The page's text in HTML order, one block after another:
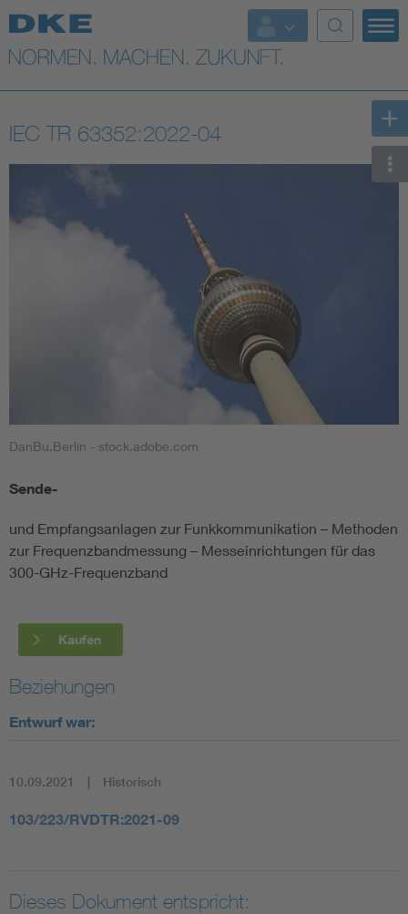
Top-Themen
VDE Fokusthemen
Digital Security
Smart Cities
DKE Fachinformationen im Kontext der Normung
Blitzschutz: DIN EN 62305 in der Übersicht
Cybersecurity in der Industrieautomatisierung
DIN VDE 0100 für sichere Elektroinstallationen
IEC TR 63352:2022-04
DanBu.Berlin - stock.adobe.com
Sende-
und Empfangsanlagen zur Funkkommunikation – Methoden
zur Frequenzbandmessung – Messeinrichtungen für das
300-GHz-Frequenzband
Kaufen
Beziehungen
Entwurf war:
10.09.2021 Historisch
103/223/RVDTR:2021-09
Dieses Dokument entspricht: